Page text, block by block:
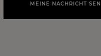
MEINE NACHRICHT